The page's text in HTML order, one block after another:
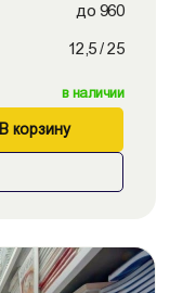
до 960
12,5 / 25
в наличии
В корзину